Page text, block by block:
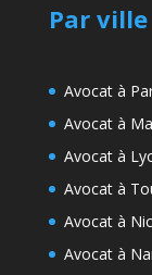
Par
Avocat à
Avocat à
Avocat à
Avocat à
Avocat à
Avocat à